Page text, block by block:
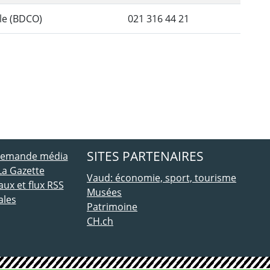
(BDCO) 021 316 44 21
média
Gazette
et flux RSS
SITES PARTENAIRES
Vaud: économie, sport, tourisme
Musées
Patrimoine
CH.ch